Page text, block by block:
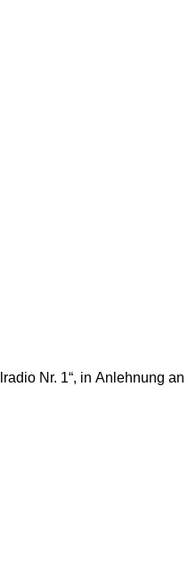
Nr. 1“, in Anlehnung